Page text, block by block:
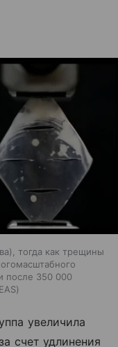
тогда как трещины
после 350 000
увеличила
счет удлинения